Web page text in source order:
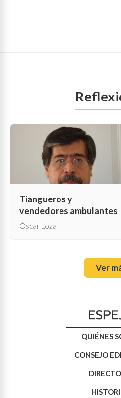
Tiangueros y
vendedores ambulantes
Óscar Loza
Ver
QUIÉNES
CONSEJO